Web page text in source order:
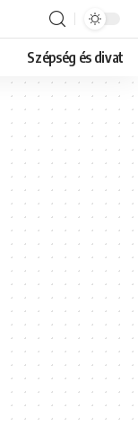
Szépség és divat